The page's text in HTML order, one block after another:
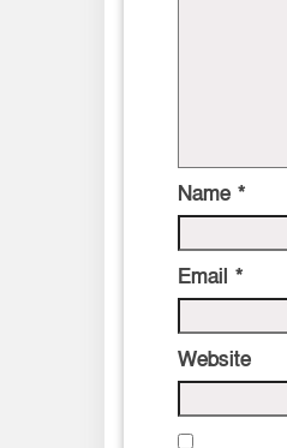
Name *
Email *
Website